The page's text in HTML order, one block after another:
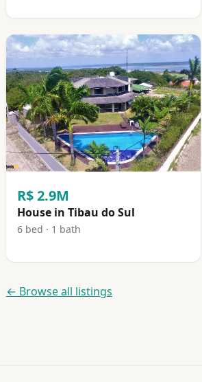
R$ 2.9M
House in Tibau do Sul
6 bed · 1 bath
← Browse all listings